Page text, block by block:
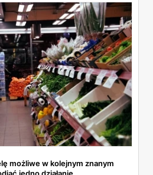
możliwe w kolejnym znanym